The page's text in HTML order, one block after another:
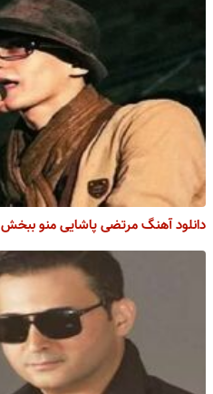
دانلود آهنگ مرتضی پاشایی منو ببخش